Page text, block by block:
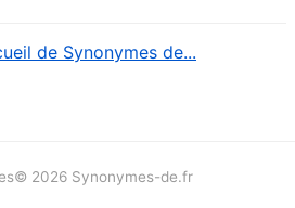
de Synonymes de...
© 2026 Synonymes-de.fr